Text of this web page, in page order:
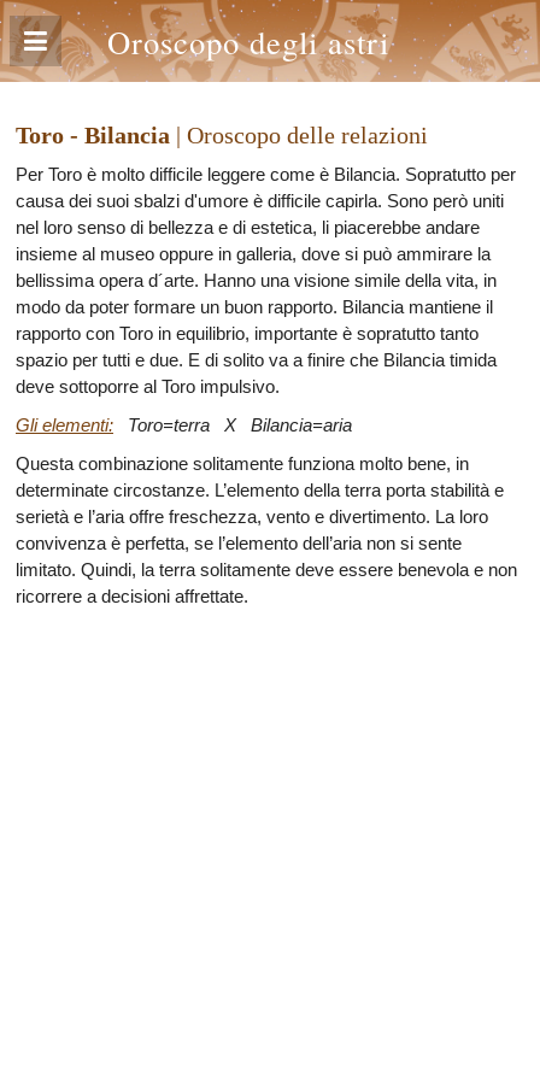
Oroscopo degli astri
Toro - Bilancia | Oroscopo delle relazioni
Per Toro è molto difficile leggere come è Bilancia. Sopratutto per
causa dei suoi sbalzi d'umore è difficile capirla. Sono però uniti
nel loro senso di bellezza e di estetica, li piacerebbe andare
insieme al museo oppure in galleria, dove si può ammirare la
bellissima opera d´arte. Hanno una visione simile della vita, in
modo da poter formare un buon rapporto. Bilancia mantiene il
rapporto con Toro in equilibrio, importante è sopratutto tanto
spazio per tutti e due. E di solito va a finire che Bilancia timida
deve sottoporre al Toro impulsivo.
Gli elementi: Toro=terra X Bilancia=aria
Questa combinazione solitamente funziona molto bene, in
determinate circostanze. L’elemento della terra porta stabilità e
serietà e l’aria offre freschezza, vento e divertimento. La loro
convivenza è perfetta, se l’elemento dell’aria non si sente
limitato. Quindi, la terra solitamente deve essere benevola e non
ricorrere a decisioni affrettate.